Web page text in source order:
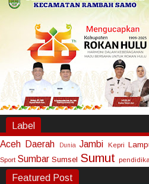
Label
Aceh Daerah Dunia Jambi Kepri
Sport Sumbar Sumsel Sumut
Featured Post